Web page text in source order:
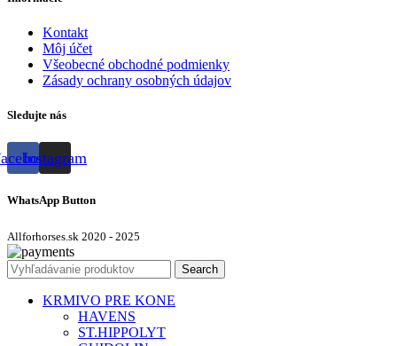
Kontakt
Môj účet
Všeobecné obchodné podmienky
Zásady ochrany osobných údajov
Sledujte nás
Instagram
WhatsApp Button
Allforhorses.sk 2020 - 2025
Search
KRMIVO PRE KONE
HAVENS
ST.HIPPOLYT